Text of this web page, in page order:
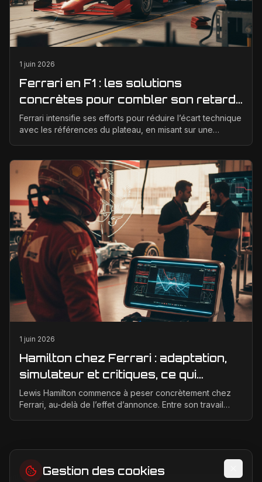
1 juin 2026
Ferrari en F1 : les solutions
concrètes pour combler son retard
technique en 2026
Ferrari intensifie ses efforts pour réduire l’écart technique
avec les références du plateau, en misant sur une
1 juin 2026
Hamilton chez Ferrari : adaptation,
simulateur et critiques, ce qui
change vraiment pour la Scuderia
Lewis Hamilton commence à peser concrètement chez
Ferrari, au-delà de l’effet d’annonce. Entre son travail
Gestion des cookies